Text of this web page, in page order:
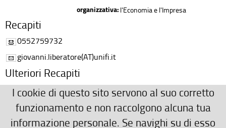
organizzativa: l'Economia e l'Impresa
Recapiti
0552759732
giovanni.liberatore(AT)unifi.it
Ulteriori Recapiti
Via delle Pandette, 9 - III piano - stanza 67
055/2759732
liber(AT)unifi.it
I cookie di questo sito servono al suo corretto
funzionamento e non raccolgono alcuna tua
informazione personale. Se navighi su di esso